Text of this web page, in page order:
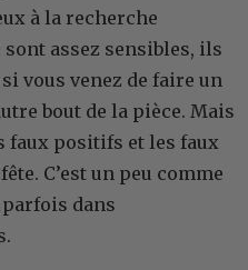
à la recherche
sont assez sensibles, ils
vous venez de faire un
bout de la pièce. Mais
faux positifs et les faux
C’est un peu comme
dans